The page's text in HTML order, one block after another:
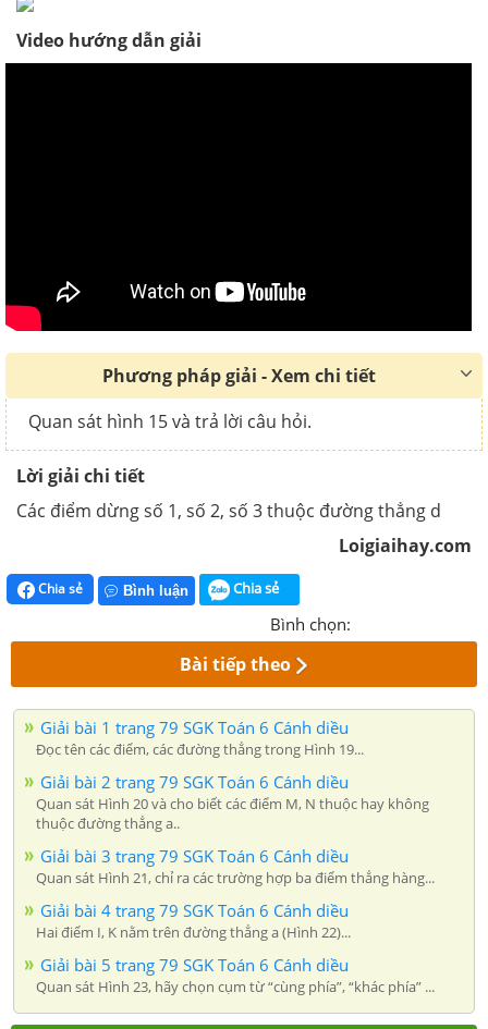
Video hướng dẫn giải
Phương pháp giải - Xem chi tiết
Quan sát hình 15 và trả lời câu hỏi.
Lời giải chi tiết
Các điểm dừng số 1, số 2, số 3 thuộc đường thẳng d
Loigiaihay.com
Chia sẻ Bình luận Chia sẻ
Bình chọn:
Bài tiếp theo
Giải bài 1 trang 79 SGK Toán 6 Cánh diều
Đọc tên các điểm, các đường thẳng trong Hình 19...
Giải bài 2 trang 79 SGK Toán 6 Cánh diều
Quan sát Hình 20 và cho biết các điểm M, N thuộc hay không
thuộc đường thẳng a..
Giải bài 3 trang 79 SGK Toán 6 Cánh diều
Quan sát Hình 21, chỉ ra các trường hợp ba điểm thẳng hàng...
Giải bài 4 trang 79 SGK Toán 6 Cánh diều
Hai điểm I, K nằm trên đường thẳng a (Hình 22)...
Giải bài 5 trang 79 SGK Toán 6 Cánh diều
Quan sát Hình 23, hãy chọn cụm từ “cùng phía”, “khác phía” ...